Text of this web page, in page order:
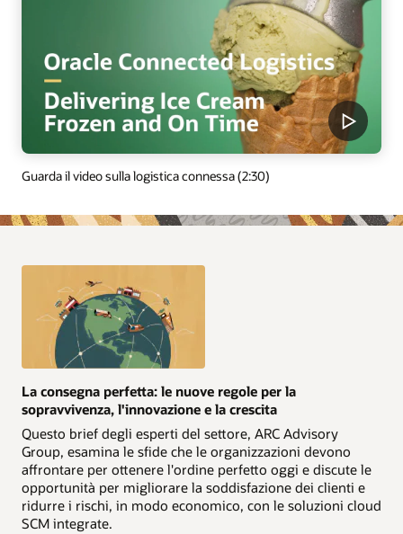
Guarda il video sulla logistica connessa (2:30)
La consegna perfetta: le nuove regole per la
sopravvivenza, l'innovazione e la crescita
Questo brief degli esperti del settore, ARC Advisory
Group, esamina le sfide che le organizzazioni devono
affrontare per ottenere l'ordine perfetto oggi e discute le
opportunità per migliorare la soddisfazione dei clienti e
ridurre i rischi, in modo economico, con le soluzioni cloud
SCM integrate.